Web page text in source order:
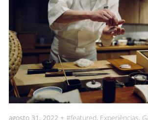
agosto 31, 2022 + #featured, Experiências,